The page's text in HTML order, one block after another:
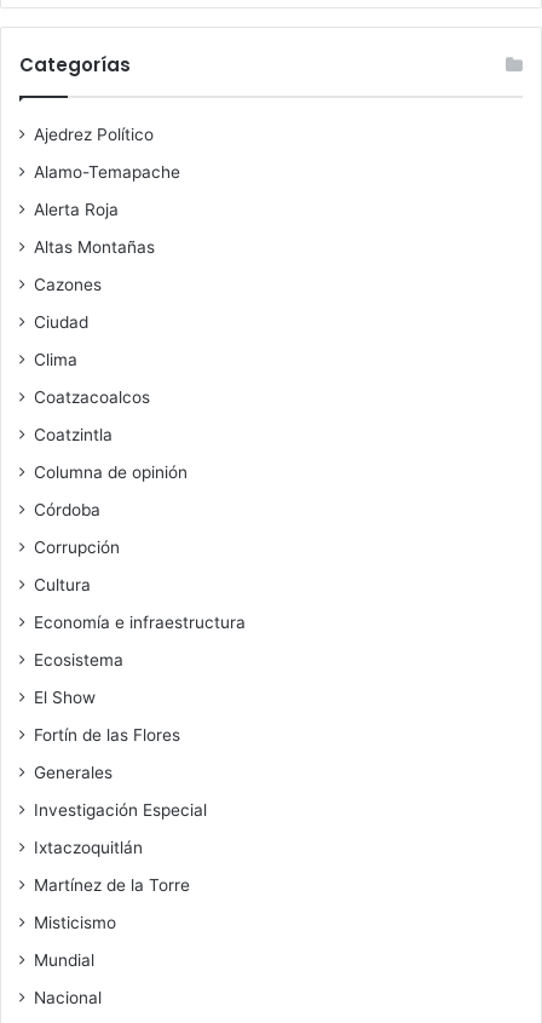
Categorías
Ajedrez Político
Alamo-Temapache
Alerta Roja
Altas Montañas
Cazones
Ciudad
Clima
Coatzacoalcos
Coatzintla
Columna de opinión
Córdoba
Corrupción
Cultura
Economía e infraestructura
Ecosistema
El Show
Fortín de las Flores
Generales
Investigación Especial
Ixtaczoquitlán
Martínez de la Torre
Misticismo
Mundial
Nacional